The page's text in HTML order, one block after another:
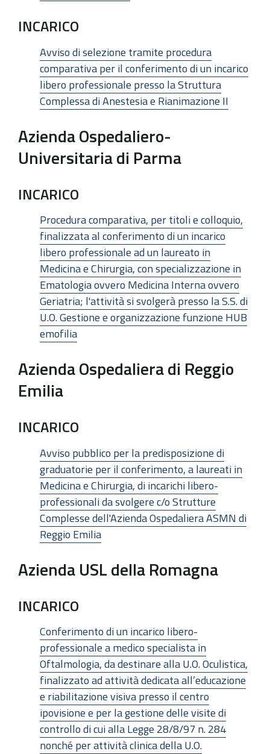
INCARICO
Avviso di selezione tramite procedura
comparativa per il conferimento di un incarico
libero professionale presso la Struttura
Complessa di Anestesia e Rianimazione II
Azienda Ospedaliero-
Universitaria di Parma
INCARICO
Procedura comparativa, per titoli e colloquio,
finalizzata al conferimento di un incarico
libero professionale ad un laureato in
Medicina e Chirurgia, con specializzazione in
Ematologia ovvero Medicina Interna ovvero
Geriatria; l'attività si svolgerà presso la S.S. di
U.O. Gestione e organizzazione funzione HUB
emofilia
Azienda Ospedaliera di Reggio
Emilia
INCARICO
Avviso pubblico per la predisposizione di
graduatorie per il conferimento, a laureati in
Medicina e Chirurgia, di incarichi libero-
professionali da svolgere c/o Strutture
Complesse dell'Azienda Ospedaliera ASMN di
Reggio Emilia
Azienda USL della Romagna
INCARICO
Conferimento di un incarico libero-
professionale a medico specialista in
Oftalmologia, da destinare alla U.O. Oculistica,
finalizzato ad attività dedicata all’educazione
e riabilitazione visiva presso il centro
ipovisione e per la gestione delle visite di
controllo di cui alla Legge 28/8/97 n. 284
nonché per attività clinica della U.O.